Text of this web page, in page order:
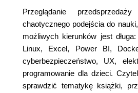
Przeglądanie
chaotycznego podejścia do
możliwych kierunków jest
Linux, Excel, Power BI,
cyberbezpieczeństwo, UX,
programowanie dla dzieci.
sprawdzić tematykę książki,